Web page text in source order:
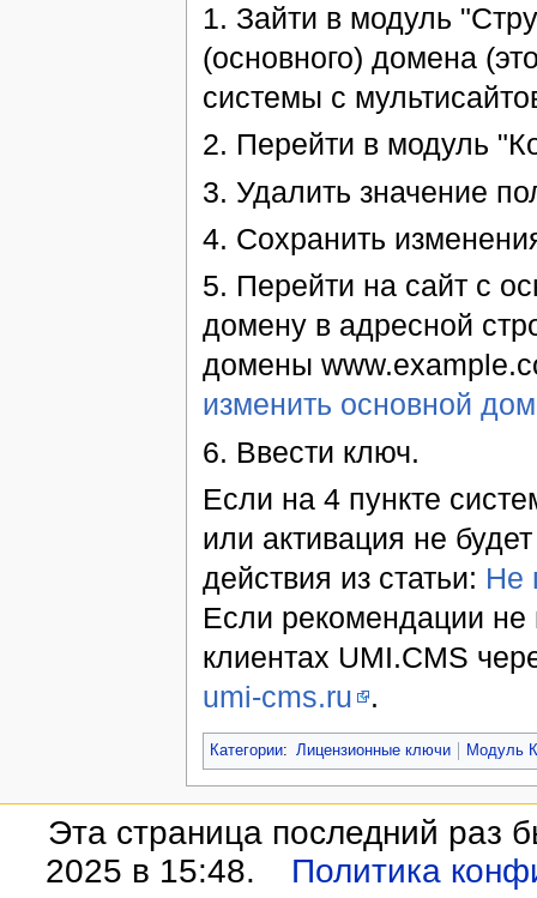
1. Зайти в модуль
(основного) домена
системы с
2. Перейти в модуль
3. Удалить значение
4. Сохранить
5. Перейти на сайт с
домену в адресной
домены
изменить основной
6. Ввести ключ.
Если на 4 пункте
или активация не
действия из статьи: Не
Если рекомендации не
клиентах UMI.CMS
umi-cms.ru
.
Категории: Лицензионные ключи Модуль
Эта страница последний раз
2025 в 15:48.
Политика